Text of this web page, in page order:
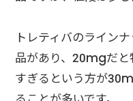
トレティバのライン
品があり、20mgだ
すぎるという方が